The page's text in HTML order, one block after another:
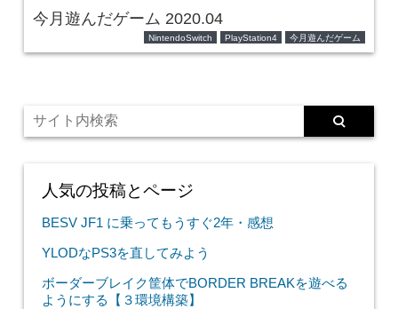
今月遊んだゲーム 2020.04
NintendoSwitch PlayStation4 今月遊んだゲーム
人気の投稿とページ
BESV JF1 に乗ってもうすぐ2年・感想
YLODなPS3を直してみよう
ボーダーブレイク筐体でBORDER BREAKを遊べる
ようにする【３環境構築】